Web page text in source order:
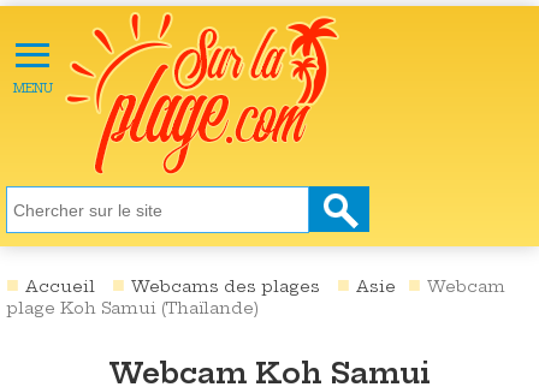
≡
MENU
ACTU
LOISIRS
NATURE
SANTÉ
SOCIÉTÉ
CULTURE
Accueil Webcams des plages Asie
Webcam
plage Koh Samui (Thaïlande)
Webcam Koh Samui